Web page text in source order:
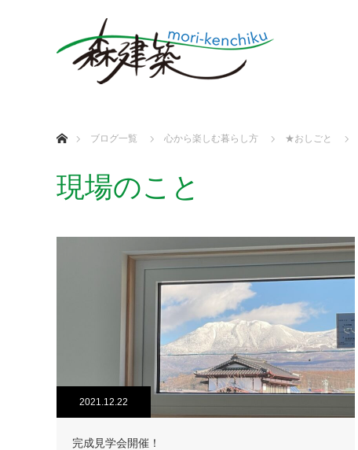
ブログ一覧
心から楽しむ暮らし方 ★おしごと
現場のこと
2021.12.22
完成見学会開催！